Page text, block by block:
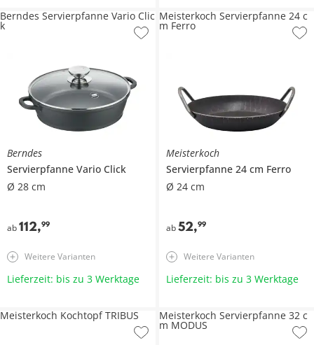
Berndes
Servierpfanne Vario Click
Ø 28 cm
ab112,99
Berndes Servierpfanne Vario Clic
k
Weitere Varianten
Lieferzeit: bis zu 3 Werktage
Meisterkoch
Servierpfanne 24 cm Ferro
Ø 24 cm
ab 52,99
Meisterkoch Servierpfanne 24 c
m Ferro
Weitere Varianten
Lieferzeit: bis zu 3 Werktage
Meisterkoch Kochtopf TRIBUS Meisterkoch Servierpfanne 32 c
m MODUS